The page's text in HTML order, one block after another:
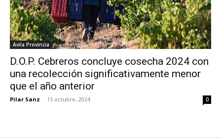
Avila Provincia
D.O.P. Cebreros concluye cosecha 2024 con
una recolección significativamente menor
que el año anterior
Pilar Sanz - 15 octubre, 2024 0